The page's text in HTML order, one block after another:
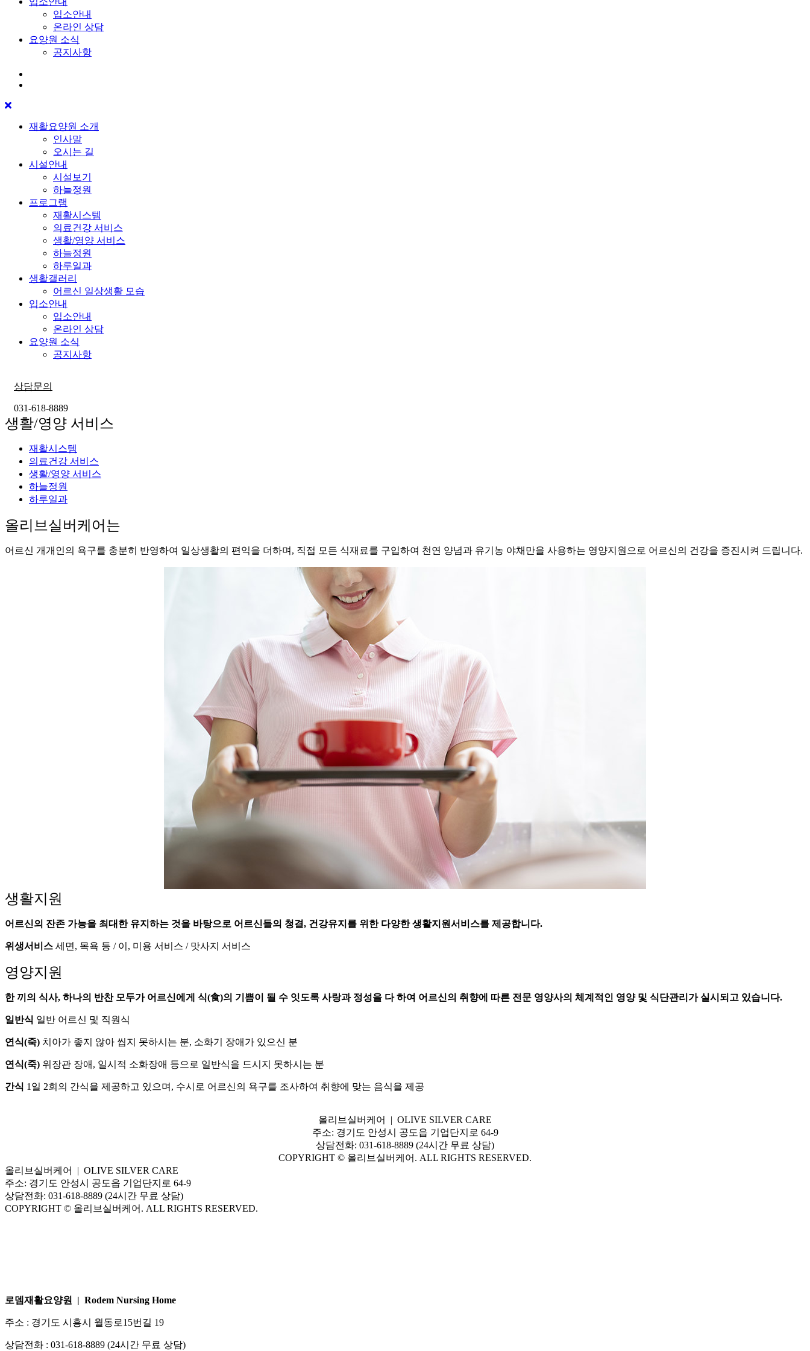
입소안내
온라인 상담
요양원 소식
공지사항
재활요양원 소개
인사말
오시는 길
시설안내
시설보기
하늘정원
프로그램
재활시스템
의료건강 서비스
생활/영양 서비스
하늘정원
하루일과
생활갤러리
어르신 일상생활 모습
입소안내
입소안내
온라인 상담
요양원 소식
공지사항
상담문의
031-618-8889
생활/영양 서비스
재활시스템
의료건강 서비스
생활/영양 서비스
하늘정원
하루일과
올리브실버케어는
어르신 개개인의 욕구를 충분히 반영하여 일상생활의 편익을 더하며, 직접 모든 식재료를 구입하여 천연 양념과 유기농 야채만을 사용하는 영양지원으로 어르신의 건강을 증진시켜 드립니다.
생활지원
어르신의 잔존 가능을 최대한 유지하는 것을 바탕으로 어르신들의 청결, 건강유지를 위한 다양한 생활지원서비스를 제공합니다.
위생서비스 세면, 목욕 등 / 이, 미용 서비스 / 맛사지 서비스
영양지원
한 끼의 식사, 하나의 반찬 모두가 어르신에게 식(食)의 기쁨이 될 수 잇도록 사랑과 정성을 다 하여 어르신의 취향에 따른 전문 영양사의 체계적인 영양 및 식단관리가 실시되고 있습니다.
일반식 일반 어르신 및 직원식
연식(죽) 치아가 좋지 않아 씹지 못하시는 분, 소화기 장애가 있으신 분
연식(죽) 위장관 장애, 일시적 소화장애 등으로 일반식을 드시지 못하시는 분
간식 1일 2회의 간식을 제공하고 있으며, 수시로 어르신의 욕구를 조사하여 취향에 맞는 음식을 제공
올리브실버케어 | OLIVE SILVER CARE
주소: 경기도 안성시 공도읍 기업단지로 64-9
상담전화: 031-618-8889 (24시간 무료 상담)
COPYRIGHT © 올리브실버케어. ALL RIGHTS RESERVED.
올리브실버케어 | OLIVE SILVER CARE
주소: 경기도 안성시 공도읍 기업단지로 64-9
상담전화: 031-618-8889 (24시간 무료 상담)
COPYRIGHT © 올리브실버케어. ALL RIGHTS RESERVED.
로뎀재활요양원 | Rodem Nursing Home
주소 : 경기도 시흥시 월동로15번길 19
상담전화 : 031-618-8889 (24시간 무료 상담)